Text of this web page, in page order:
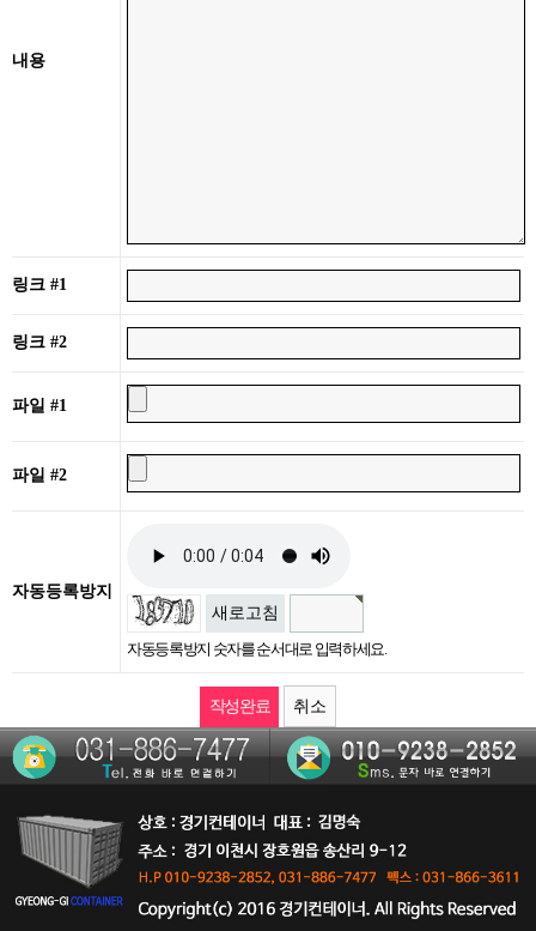
내용
링크 #1
링크 #2
파일 #1
파일 #2
자동등록방지
새로고침
자동등록방지 숫자를 순서대로 입력하세요.
취소